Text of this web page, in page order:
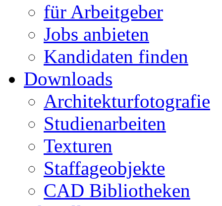
für Arbeitgeber
Jobs anbieten
Kandidaten finden
Downloads
Architekturfotografie
Studienarbeiten
Texturen
Staffageobjekte
CAD Bibliotheken